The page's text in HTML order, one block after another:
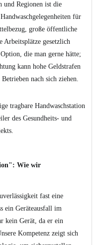
und Regionen ist die
für
große öffentliche
Arbeitsplätze gesetzlich
die man gerne hätte;
kann hohe Geldstrafen
nach sich ziehen.
tragbare Handwaschstation
des Gesundheits- und
Wie wir
fast eine
ein Geräteausfall im
kein Gerät, da er ein
Kompetenz zeigt sich